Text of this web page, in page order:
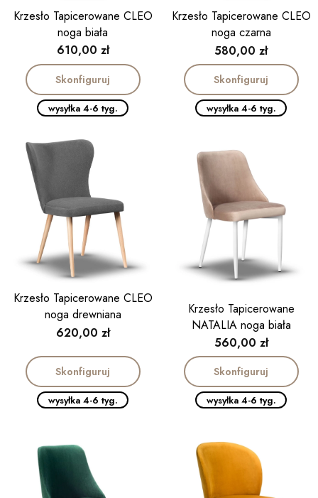
Krzesło Tapicerowane CLEO
noga biała
Cena
610,00 zł
Skonfiguruj
wysyłka 4-6 tyg.
Krzesło Tapicerowane CLEO
noga czarna
Cena
580,00 zł
Skonfiguruj
wysyłka 4-6 tyg.
Krzesło Tapicerowane CLEO
noga drewniana
Cena
620,00 zł
Skonfiguruj
wysyłka 4-6 tyg.
Krzesło Tapicerowane
NATALIA noga biała
Cena
560,00 zł
Skonfiguruj
wysyłka 4-6 tyg.